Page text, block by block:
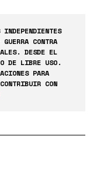
INDEPENDIENTES
CONTRA
DESDE EL
DE LIBRE USO.
PARA
CON